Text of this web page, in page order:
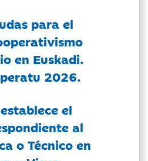
para el
en Euskadi.
2026.
el
al
o Técnico en